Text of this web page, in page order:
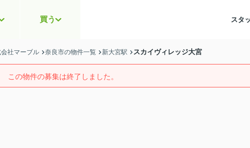
買う スタ
社マーブル 奈良市の物件一覧 新大宮駅 スカイヴィレッジ大宮
この物件の募集は終了しました。